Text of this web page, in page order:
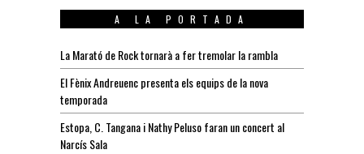
A LA PORTADA
La Marató de Rock tornarà a fer tremolar la rambla
El Fènix Andreuenc presenta els equips de la nova
temporada
Estopa, C. Tangana i Nathy Peluso faran un concert al
Narcís Sala